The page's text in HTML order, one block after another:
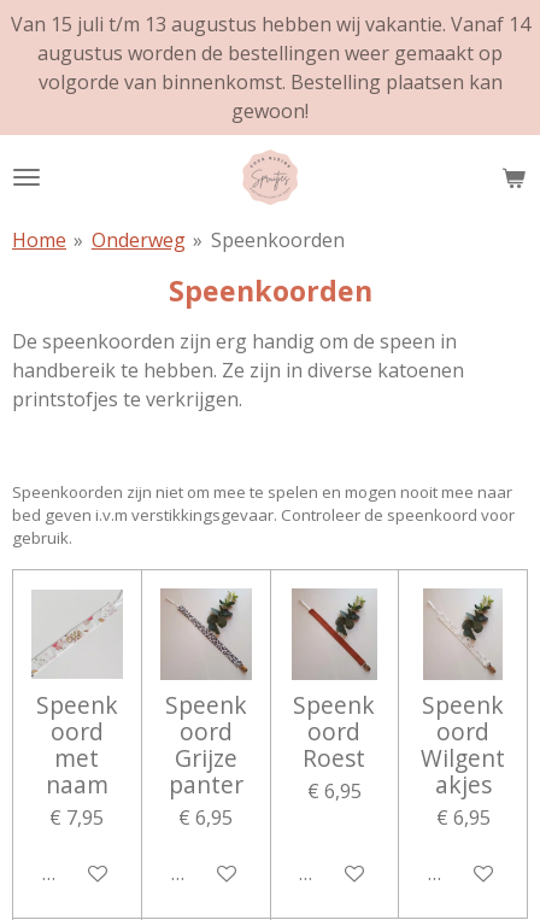
Ga
direct
naar
hoofdinhoud
Van 15 juli t/m 13 augustus hebben wij vakantie. Vanaf 14
augustus worden de bestellingen weer gemaakt op
volgorde van binnenkomst. Bestelling plaatsen kan
gewoon!
Home » Onderweg » Speenkoorden
Speenkoorden
De speenkoorden zijn erg handig om de speen in
handbereik te hebben. Ze zijn in diverse katoenen
printstofjes te verkrijgen.
Speenkoorden zijn niet om mee te spelen en mogen nooit mee naar
bed geven i.v.m verstikkingsgevaar. Controleer de speenkoord voor
gebruik.
Speenk
oord
met
naam
€ 7,95
Bekijk details
Speenk
oord
Grijze
panter
€ 6,95
Bekijk details
Speenk
oord
Roest
€ 6,95
Bekijk details
Speenk
oord
Wilgent
akjes
€ 6,95
Bekijk